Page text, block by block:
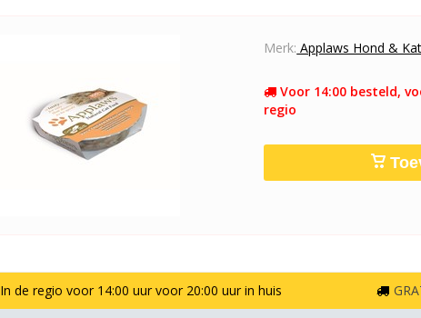
Merk: Applaws Hond & Kat
Voor 14:00 besteld,
regio
In de regio voor 14:00 uur voor 20:00 uur in huis